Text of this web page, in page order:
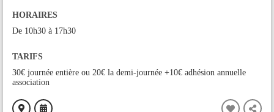
HORAIRES
De 10h30 à 17h30
TARIFS
30€ journée entière ou 20€ la demi-journée +10€ adhésion annuelle
association